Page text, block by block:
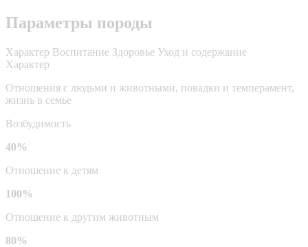
Параметры породы
Характер Воспитание Здоровье Уход и содержание
Характер
Отношения с людьми и животными, повадки и темперамент,
жизнь в семье
Возбудимость
40%
Отношение к детям
100%
Отношение к другим животным
80%